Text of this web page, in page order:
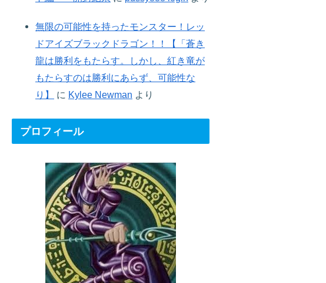
無限の可能性を持ったモンスター！レッ
ドアイズブラックドラゴン！！【「蒼き
龍は勝利をもたらす。しかし、紅き竜が
もたらすのは勝利にあらず、可能性な
り】
に Kylee Newman より
プロフィール